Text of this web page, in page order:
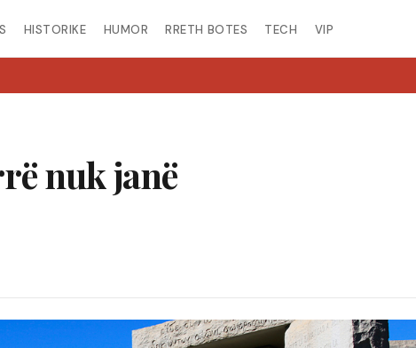
HISTORIKE HUMOR RRETH BOTES TECH VIP
nuk janë